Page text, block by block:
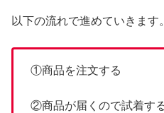
以下の流れで進めていきます。
①商品を注文する
②商品が届くので試着す